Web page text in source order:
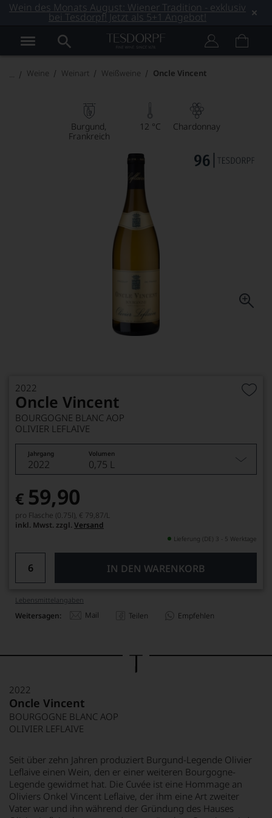
Wein des Monats August: Wiener Tradition - exklusiv
bei Tesdorpf! Jetzt als 5+1 Angebot!
Weine Weinart Weißweine Oncle Vincent
Burgund
Frankreich
12 °C Chardonnay
2022
Oncle Vincent
BOURGOGNE BLANC AOP
OLIVIER LEFLAIVE
Jahrgang Volumen
2022 0,75 L
€ 59,90
pro Flasche (0.75l), € 79,87/L
inkl. Mwst. zzgl. Versand
Lieferung (DE) 3 - 5 Werktage
IN DEN WARENKORB
Lebensmittel­angaben
Weitersagen: Mail Teilen Empfehlen
2022
Oncle Vincent
BOURGOGNE BLANC AOP
OLIVIER LEFLAIVE
Seit über zehn Jahren produziert Burgund-Legende Olivier
Leflaive einen Wein, den er einer weiteren Bourgogne-
Legende gewidmet hat. Die Cuvée ist eine Hommage an
Oliviers Onkel Vincent Leflaive, der ihm eine Art zweiter
Vater war und ihn während der Gründung des Hauses